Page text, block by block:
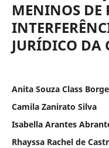
MENINOS DE
JURÍDICO
Anita Souza Class
Camila Zanirato Silva
Isabella Arantes
Rhayssa Rachel de